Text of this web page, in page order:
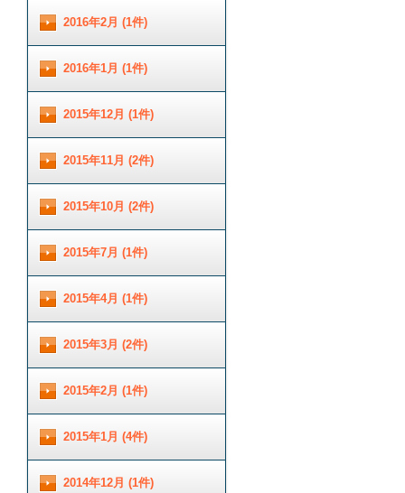
2016年2月 (1件)
2016年1月 (1件)
2015年12月 (1件)
2015年11月 (2件)
2015年10月 (2件)
2015年7月 (1件)
2015年4月 (1件)
2015年3月 (2件)
2015年2月 (1件)
2015年1月 (4件)
2014年12月 (1件)